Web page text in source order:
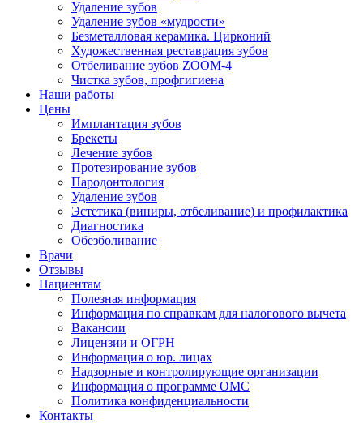
Удаление зубов
Удаление зубов «мудрости»
Безметалловая керамика. Цирконий
Художественная реставрация зубов
Отбеливание зубов ZOOM-4
Чистка зубов, профгигиена
Наши работы
Цены
Имплантация зубов
Брекеты
Лечение зубов
Протезирование зубов
Пародонтология
Удаление зубов
Эстетика (виниры, отбеливание) и профилактика
Диагностика
Обезболивание
Врачи
Отзывы
Пациентам
Полезная информация
Информация по справкам для налогового вычета
Вакансии
Лицензии и ОГРН
Информация о юр. лицах
Надзорные и контролирующие организации
Информация о программе ОМС
Политика конфиденциальности
Контакты